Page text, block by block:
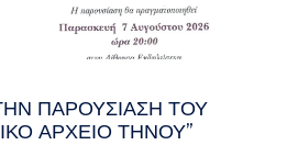
ΠΑΡΟΥΣΊΑΣΗ ΤΟΥ
ΑΡΧΕΊΟ ΤΉΝΟΥ”